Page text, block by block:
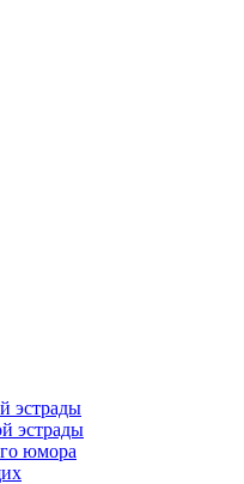
эстрады
эстрады
юмора